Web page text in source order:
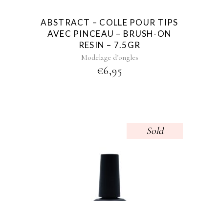
ABSTRACT – COLLE POUR TIPS
AVEC PINCEAU – BRUSH-ON
RESIN – 7.5GR
Modelage d’ongles
€6,95
Sold